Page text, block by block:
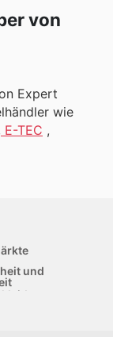
von
Expert
wie
E-TEC ,
und